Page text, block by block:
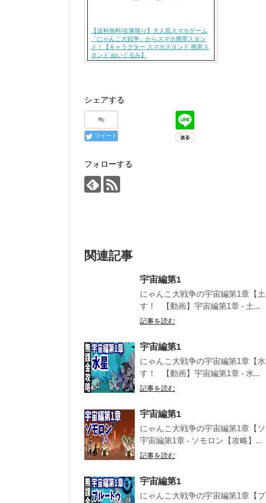
【送料無料/在庫限り】大人気スマホゲーム
「にゃんこ大戦争」からスマホ携帯スタン
ド！【キャラクター スマホスタンド 携帯ス
タンド ぬいぐるみ】
シェアする
ツイート
フォローする
関連記事
宇宙編第1
にゃんこ大戦争の宇宙編第1章【
す！ 【動画】宇宙編第1章 - 土...
記事を読む
宇宙編第1
にゃんこ大戦争の宇宙編第1章【
す！ 【動画】宇宙編第1章 - 水...
記事を読む
宇宙編第1
にゃんこ大戦争の宇宙編第1章【
宇宙編第1章 - ソモロン【攻略】...
記事を読む
宇宙編第1
にゃんこ大戦争の宇宙編第1章【